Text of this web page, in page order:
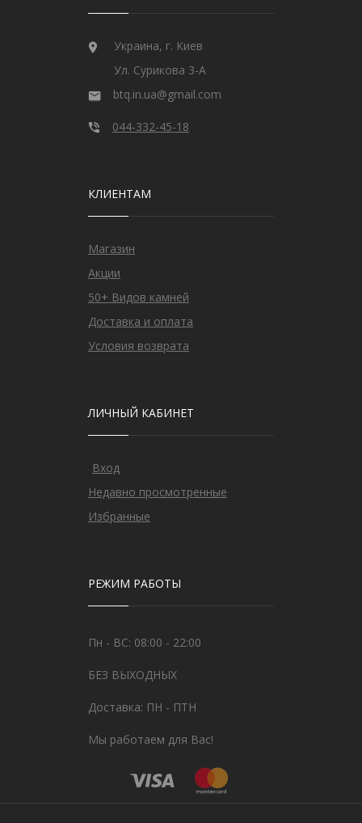
Украина, г. Киев
Ул. Сурикова 3-А
btq.in.ua@gmail.com
044-332-45-18
КЛИЕНТАМ
Магазин
Акции
50+ Видов камней
Доставка и оплата
Условия возврата
ЛИЧНЫЙ КАБИНЕТ
Вход
Недавно просмотренные
Избранные
РЕЖИМ РАБОТЫ
Пн - ВС: 08:00 - 22:00
БЕЗ ВЫХОДНЫХ
Доставка: ПН - ПТН
Мы работаем для Вас!